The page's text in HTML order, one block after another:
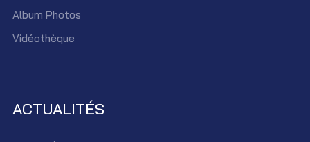
Album Photos
Vidéothèque
ACTUALITÉS